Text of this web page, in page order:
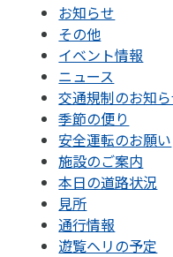
お知らせ
その他
イベント情報
ニュース
交通規制のお知ら
季節の便り
安全運転のお願い
施設のご案内
本日の道路状況
見所
通行情報
遊覧ヘリの予定